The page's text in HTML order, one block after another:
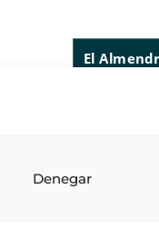
Denegar
El